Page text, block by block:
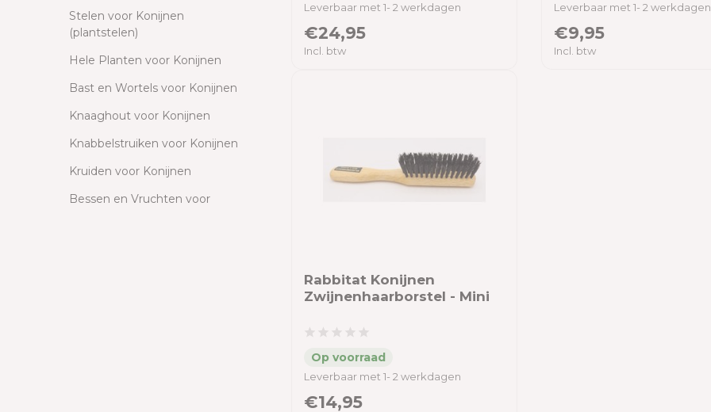
Stelen voor Konijnen
(plantstelen)
Hele Planten voor Konijnen
Bast en Wortels voor Konijnen
Knaaghout voor Konijnen
Knabbelstruiken voor Konijnen
Kruiden voor Konijnen
Bessen en Vruchten voor
Leverbaar met 1- 2 werkdagen
€24,95
Incl. btw
Leverbaar met 1- 2 werkdagen
€9,95
Incl. btw
Rabbitat Konijnen
Zwijnenhaarborstel - Mini
Leverbaar met 1- 2 werkdagen
€14,95